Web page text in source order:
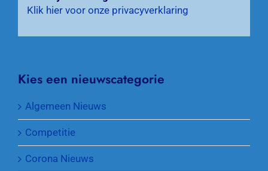
Klik hier voor onze privacyverklaring
Kies een nieuwscategorie
Algemeen Nieuws
Competitie
Corona Nieuws